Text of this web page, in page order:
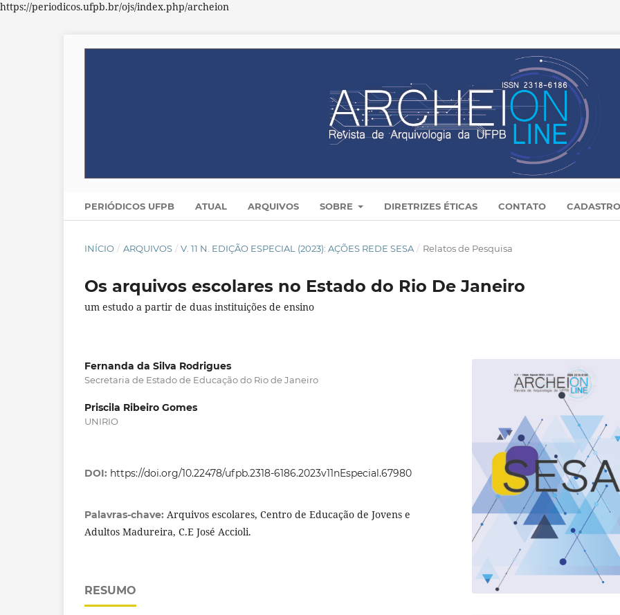
https://periodicos.ufpb.br/ojs/index.php/archeion
PERIÓDICOS UFPB ATUAL ARQUIVOS SOBRE DIRETRIZES ÉTICAS CONTATO
INÍCIO / ARQUIVOS / V. 11 N. EDIÇÃO ESPECIAL (2023): AÇÕES REDE SESA / Relatos de Pesquisa
Os arquivos escolares no Estado do Rio De Janeiro
um estudo a partir de duas instituições de ensino
Fernanda da Silva Rodrigues
Secretaria de Estado de Educação do Rio de Janeiro
Priscila Ribeiro Gomes
UNIRIO
DOI: https://doi.org/10.22478/ufpb.2318-6186.2023v11nEspecial.67980
Palavras-chave: Arquivos escolares, Centro de Educação de Jovens e
Adultos Madureira, C.E José Accioli.
RESUMO